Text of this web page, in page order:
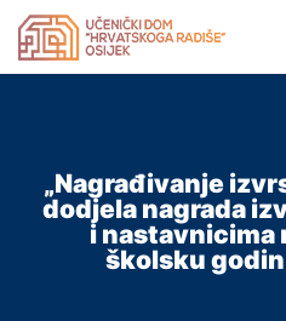
„Nagrađivanje
dodjela nagrada
i nastavnicima
školsku